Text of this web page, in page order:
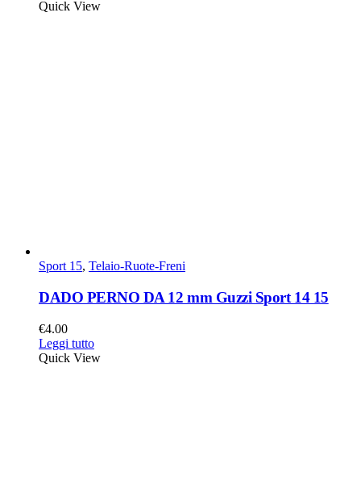
Quick View
Sport 15, Telaio-Ruote-Freni
DADO PERNO DA 12 mm Guzzi Sport 14 15
€4.00
Leggi tutto
Quick View